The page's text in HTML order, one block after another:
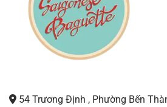
54 Trương Định , Phường Bến